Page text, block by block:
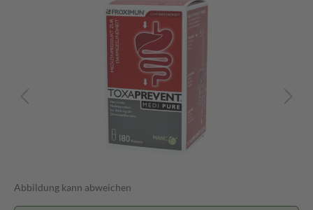
Abbildung kann abweichen